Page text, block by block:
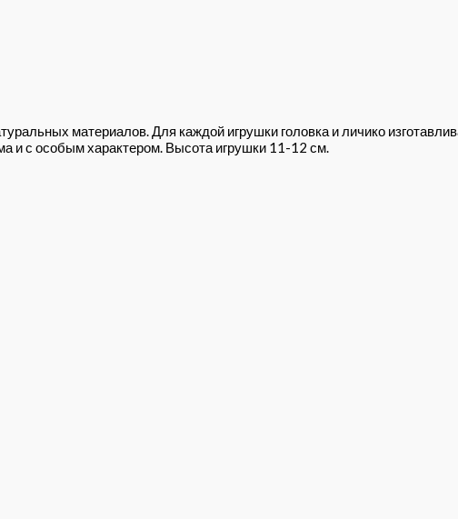
материалов. Для каждой игрушки головка и личико
и с особым характером. Высота игрушки 11-12 см.